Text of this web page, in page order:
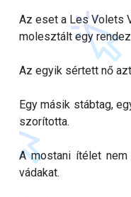
Az eset a Les Volets
molesztált egy
Az egyik sértett nő
Egy másik stábtag,
szorította.
A mostani ítélet
vádakat.